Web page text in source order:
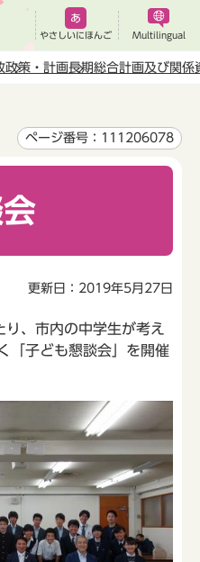
やさしいにほんご Multilingual
政策・計画長期総合計画及び関係
ページ番号：111206078
更新日：2019年5月27日
、市内の中学生が考え
「子ども懇談会」を開催